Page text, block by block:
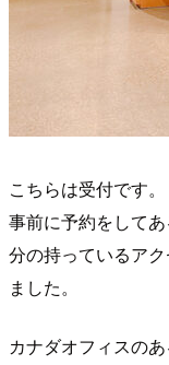
こちらは受付です。
事前に予約をして
分の持っているア
ました。
カナダオフィスの